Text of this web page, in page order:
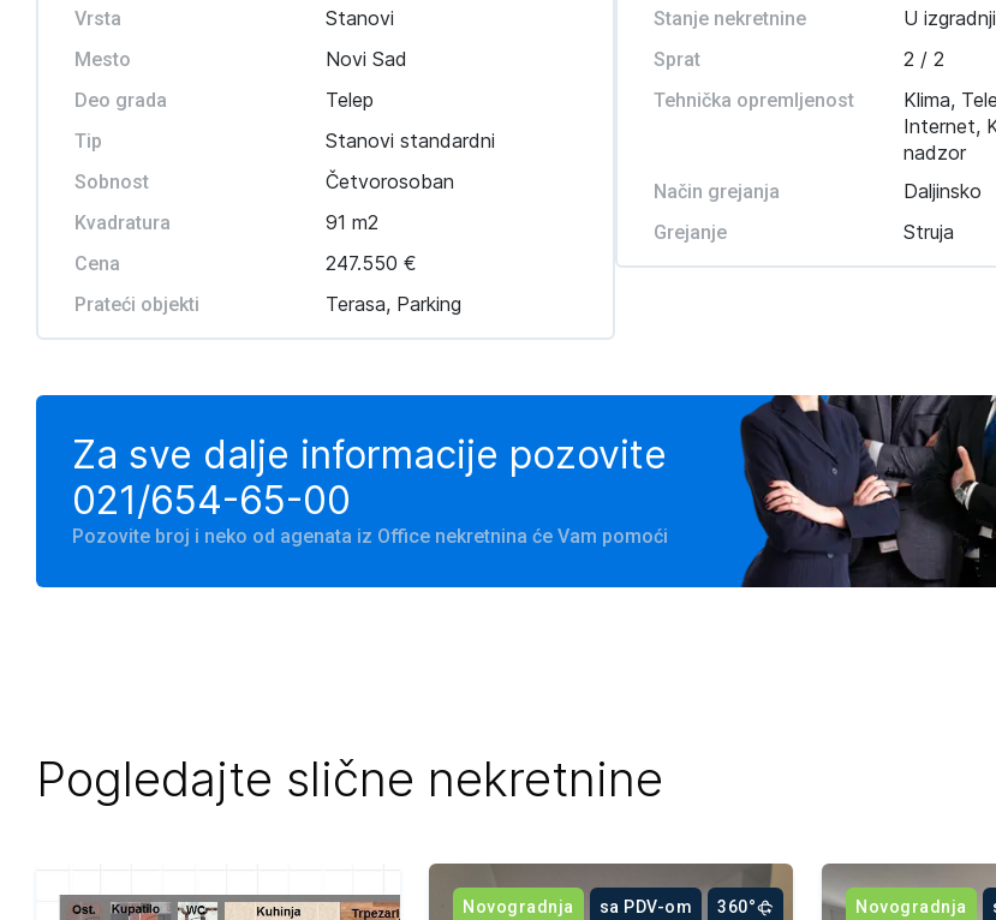
Vrsta Stanovi
Mesto Novi Sad
Deo grada Telep
Tip Stanovi standardni
Sobnost Četvorosoban
Kvadratura 91 m2
Cena 247.550 €
Prateći objekti Terasa, Parking
Stanje nekretnine U izgradnji
Sprat 2 / 2
Tehnička opremljenost
Klima,
Internet,
nadzor
Način grejanja Daljinsko
Grejanje Struja
Za sve dalje informacije pozovite
021/654-65-00
Pozovite broj i neko od agenata iz Office nekretnina će Vam pomoći
Pogledajte slične nekretnine
Novogradnja sa PDV-om 360° Novogradnja